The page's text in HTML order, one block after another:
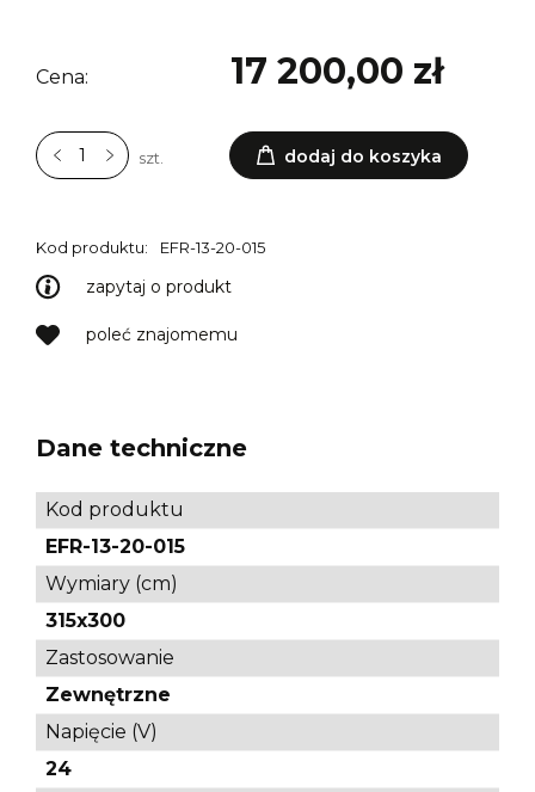
Cena: 17 200,00 zł
szt. dodaj do koszyka
Kod produktu: EFR-13-20-015
zapytaj o produkt
poleć znajomemu
Dane techniczne
Kod produktu
EFR-13-20-015
Wymiary (cm)
315x300
Zastosowanie
Zewnętrzne
Napięcie (V)
24